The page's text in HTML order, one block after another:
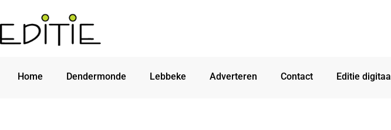
Home Dendermonde Lebbeke Adverteren Contact Editie digitaal